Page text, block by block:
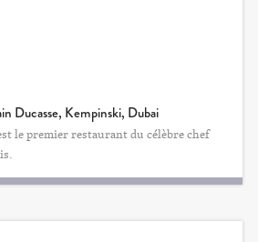
Ducasse, Kempinski, Dubai
le premier restaurant du célèbre chef